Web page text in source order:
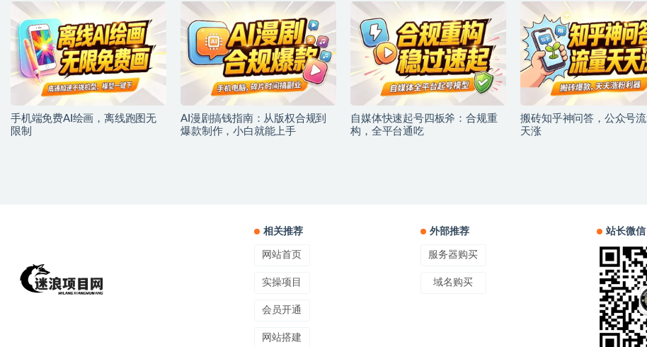
手机端免费AI绘画，离线跑图无
限制
AI漫剧搞钱指南：从版权合规到
爆款制作，小白就能上手
自媒体快速起号四板斧：合规重
构，全平台通吃
搬砖知乎神问答，公众号
天涨
相关推荐
网站首页
实操项目
会员开通
网站搭建
外部推荐
服务器购买
域名购买
站长微信